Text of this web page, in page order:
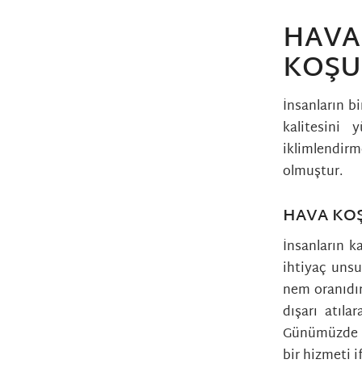
İnsanların
kalitesini
olmuştur.
HAVA
İnsanların
ihtiyaç
nem
dışarı
bir hizmeti